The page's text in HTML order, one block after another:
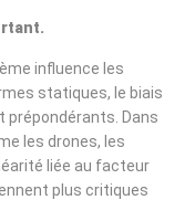
influence les
statiques, le biais
prépondérants. Dans
les drones, les
liée au facteur
plus critiques